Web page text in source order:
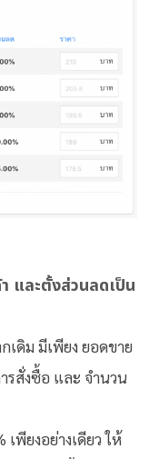
และตั้งส่วนลดเป็น
เดิม มีเพียง ยอดขาย
รสั่งซื้อ และ จำนวน
พียงอย่างเดียว ให้